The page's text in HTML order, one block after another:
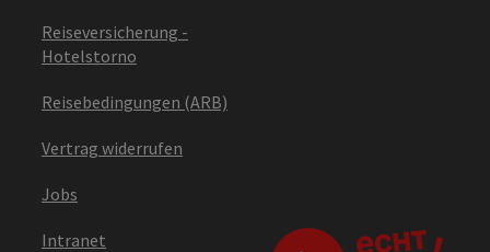
Reiseversicherung -
Hotelstorno
Reisebedingungen (ARB)
Vertrag widerrufen
Jobs
Intranet